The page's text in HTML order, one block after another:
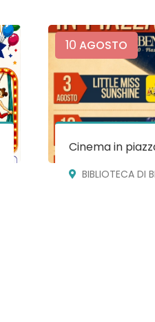
10 AGOSTO
Cinema in
BIBLIOTECA DI